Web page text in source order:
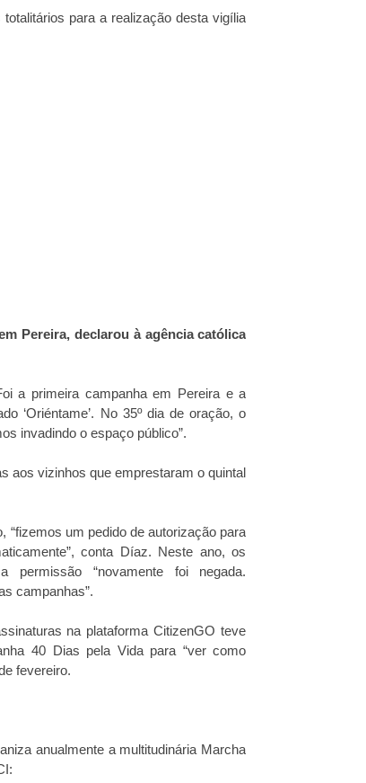
para a realização desta vigília
Pereira, declarou à agência católica
a primeira campanha em Pereira e a
‘Oriéntame’. No 35º dia de oração, o
invadindo o espaço público”.
aos vizinhos que emprestaram o quintal
“fizemos um pedido de autorização para
conta Díaz. Neste ano, os
“novamente foi negada.
campanhas”.
na plataforma CitizenGO teve
40 Dias pela Vida para “ver como
fevereiro.
anualmente a multitudinária Marcha